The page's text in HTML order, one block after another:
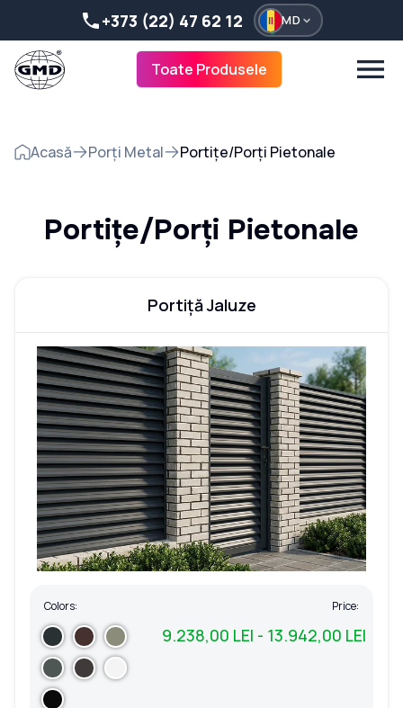
+373 (22) 47 62 12 MD
Toate Produsele
Acasă Porți Metal Portițe/Porți Pietonale
Portițe/Porți Pietonale
Portiță Jaluze
Colors: Price:
9.238,00 LEI - 13.942,00 LEI